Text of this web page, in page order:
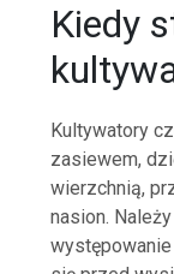
Kiedy
Kultywatory
zasiewem,
wierzchnią,
nasion.